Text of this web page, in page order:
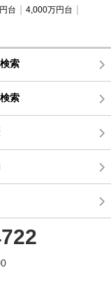
台
4,000万円台
索
索